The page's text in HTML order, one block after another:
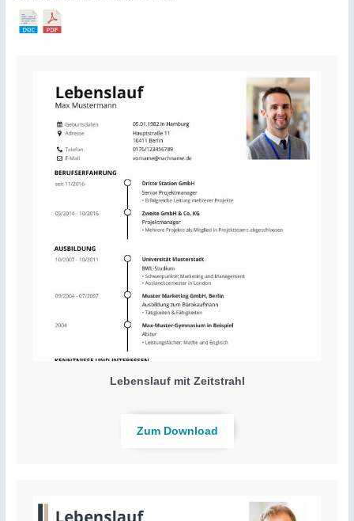
Lebenslauf mit Zeitstrahl
Zum Download